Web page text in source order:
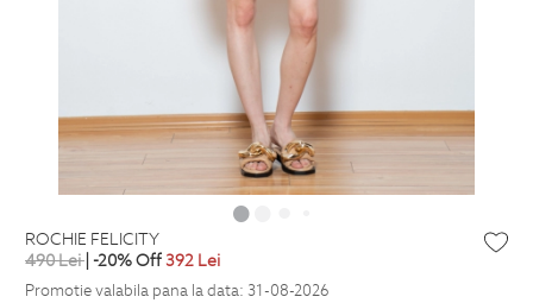
ROCHIE FELICITY
490Lei| -20% Off392 Lei
Promotie valabila pana la data: 31-08-2026